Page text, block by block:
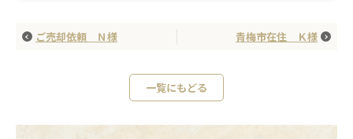
ご売却依頼 Ｎ様 青梅市在住 Ｋ様
一覧にもどる